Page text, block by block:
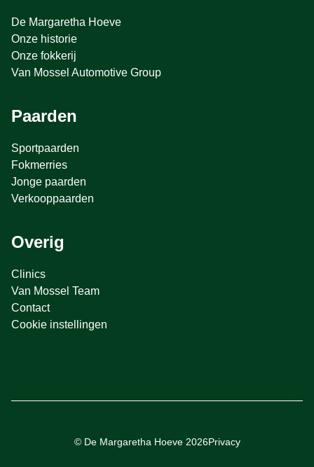
De Margaretha Hoeve
Onze historie
Onze fokkerij
Van Mossel Automotive Group
Paarden
Sportpaarden
Fokmerries
Jonge paarden
Verkooppaarden
Overig
Clinics
Van Mossel Team
Contact
Cookie instellingen
© De Margaretha Hoeve 2026Privacy